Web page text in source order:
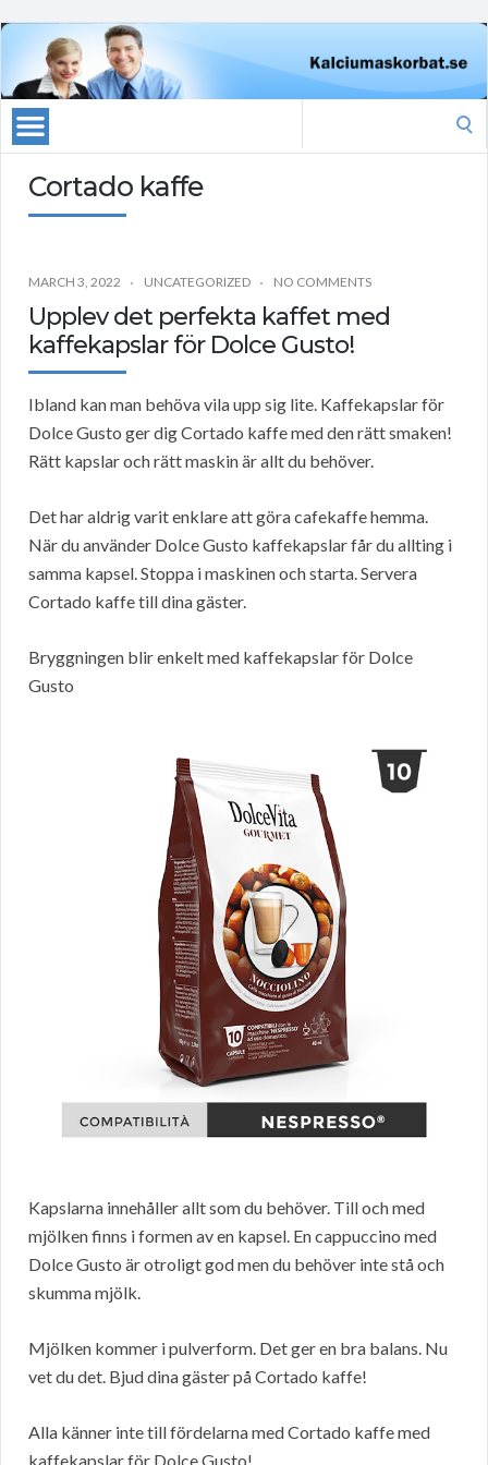
Cortado kaffe
MARCH 3, 2022 UNCATEGORIZED NO COMMENTS
Upplev det perfekta kaffet med
kaffekapslar för Dolce Gusto!
Ibland kan man behöva vila upp sig lite. Kaffekapslar för
Dolce Gusto ger dig Cortado kaffe med den rätt smaken!
Rätt kapslar och rätt maskin är allt du behöver.
Det har aldrig varit enklare att göra cafekaffe hemma.
När du använder Dolce Gusto kaffekapslar får du allting i
samma kapsel. Stoppa i maskinen och starta. Servera
Cortado kaffe till dina gäster.
Bryggningen blir enkelt med kaffekapslar för Dolce
Gusto
Kapslarna innehåller allt som du behöver. Till och med
mjölken finns i formen av en kapsel. En cappuccino med
Dolce Gusto är otroligt god men du behöver inte stå och
skumma mjölk.
Mjölken kommer i pulverform. Det ger en bra balans. Nu
vet du det. Bjud dina gäster på Cortado kaffe!
Alla känner inte till fördelarna med Cortado kaffe med
kaffekapslar för Dolce Gusto!